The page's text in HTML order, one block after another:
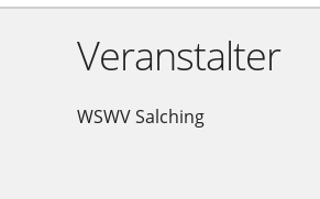
Veranstalter
WSWV Salching